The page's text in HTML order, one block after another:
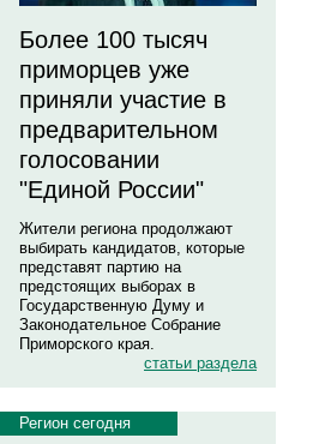
Более 100 тысяч
приморцев уже
приняли участие в
предварительном
голосовании
"Единой России"
Жители региона продолжают
выбирать кандидатов, которые
представят партию на
предстоящих выборах в
Государственную Думу и
Законодательное Собрание
Приморского края.
статьи раздела
Регион сегодня